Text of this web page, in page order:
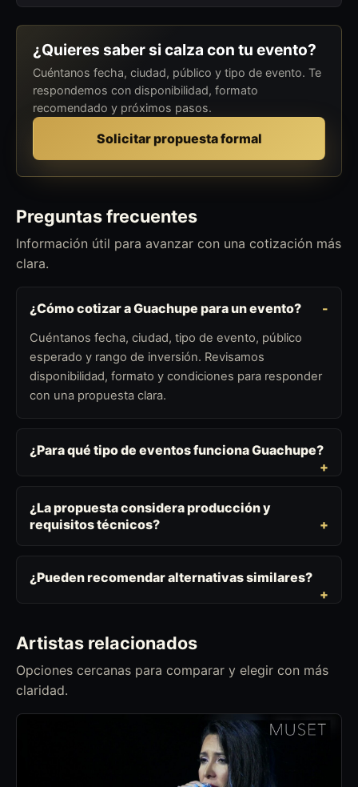
¿Quieres saber si calza con tu evento?
Cuéntanos fecha, ciudad, público y tipo de evento. Te
respondemos con disponibilidad, formato
recomendado y próximos pasos.
Solicitar propuesta formal
Preguntas frecuentes
Información útil para avanzar con una cotización más
clara.
¿Cómo cotizar a Guachupe para un evento?
Cuéntanos fecha, ciudad, tipo de evento, público
esperado y rango de inversión. Revisamos
disponibilidad, formato y condiciones para responder
con una propuesta clara.
¿Para qué tipo de eventos funciona Guachupe?
¿La propuesta considera producción y
requisitos técnicos?
¿Pueden recomendar alternativas similares?
Artistas relacionados
Opciones cercanas para comparar y elegir con más
claridad.